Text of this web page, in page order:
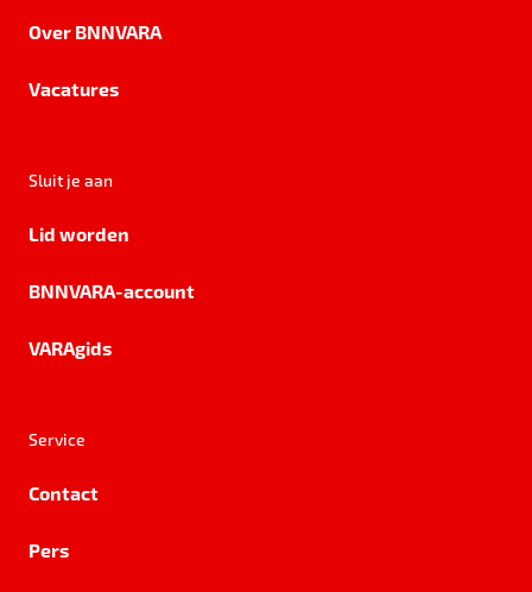
Over BNNVARA
Vacatures
Sluit je aan
Lid worden
BNNVARA-account
VARAgids
Service
Contact
Pers